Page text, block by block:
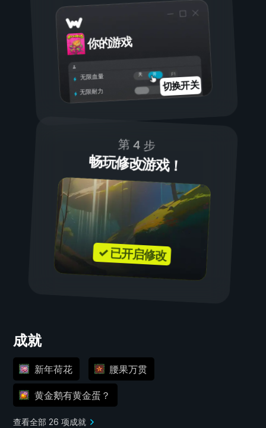
你的游戏
开
关
无限血量
无限耐力
切换开关
第 4 步
畅玩修改游戏！
✓ 已开启修改
成就
新年荷花 腰果万贯
黄金鹅有黄金蛋？
查看全部 26 项成就